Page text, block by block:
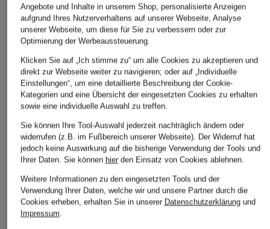
ÄHNLICHE ARTIKEL ENTDECKEN
Angebote und Inhalte in unserem Shop, personalisierte Anzeigen
aufgrund Ihres Nutzerverhaltens auf unserer Webseite, Analyse
unserer Webseite, um diese für Sie zu verbessern oder zur
Optimierung der Werbeaussteuerung.
Klicken Sie auf „Ich stimme zu“ um alle Cookies zu akzeptieren und
direkt zur Webseite weiter zu navigieren; oder auf „Individuelle
Einstellungen“, um eine detaillierte Beschreibung der Cookie-
Kategorien und eine Übersicht der eingesetzten Cookies zu erhalten
sowie eine individuelle Auswahl zu treffen.
Sie können Ihre Tool-Auswahl jederzeit nachträglich ändern oder
widerrufen (z.B. im Fußbereich unserer Webseite). Der Widerruf hat
jedoch keine Auswirkung auf die bisherige Verwendung der Tools und
Ihrer Daten. Sie können hierden Einsatz von Cookies ablehnen.
Weitere Informationen zu den eingesetzten Tools und der
Verwendung Ihrer Daten, welche wir und unsere Partner durch die
Cookies erheben, erhalten Sie in unserer Datenschutzerklärungund
Impressum.